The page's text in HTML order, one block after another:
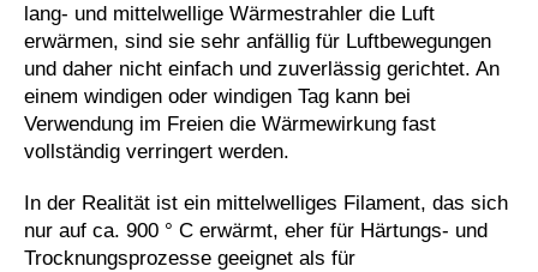
lang- und mittelwellige Wärmestrahler die Luft
erwärmen, sind sie sehr anfällig für Luftbewegungen
und daher nicht einfach und zuverlässig gerichtet. An
einem windigen oder windigen Tag kann bei
Verwendung im Freien die Wärmewirkung fast
vollständig verringert werden.
In der Realität ist ein mittelwelliges Filament, das sich
nur auf ca. 900 ° C erwärmt, eher für Härtungs- und
Trocknungsprozesse geeignet als für